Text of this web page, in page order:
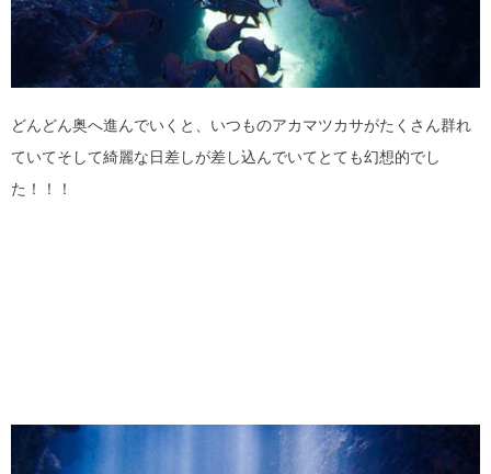
どんどん奥へ進んでいくと、いつものアカマツカサがたくさん群れ
ていてそして綺麗な日差しが差し込んでいてとても幻想的でし
た！！！